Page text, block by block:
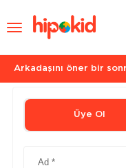
Arkadaşını öner bir
Üye Ol